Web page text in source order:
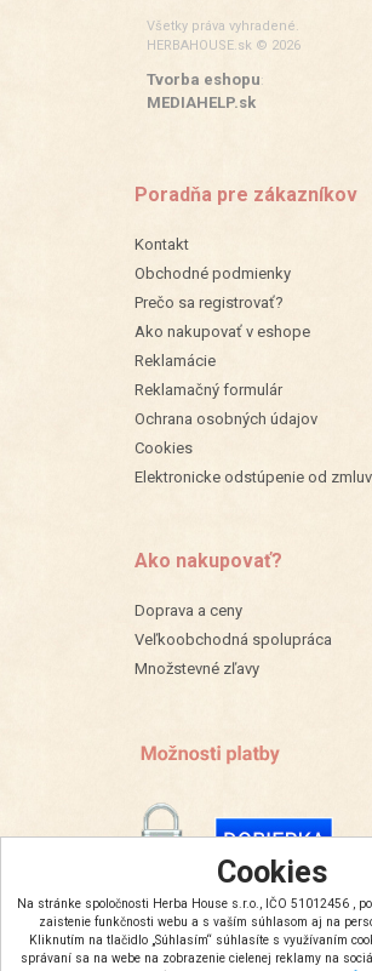
Cookies
Na stránke spoločnosti Herba House s.r.o., IČO 51012456 ,
zaistenie funkčnosti webu a s vaším súhlasom aj na
Kliknutím na tlačidlo „Súhlasím“ súhlasíte s využívaním
správaní sa na webe na zobrazenie cielenej reklamy na
Všetky práva vyhradené.
HERBAHOUSE.sk © 2026
Tvorba eshopu:
MEDIAHELP.sk
Poradňa pre zákazníkov
Kontakt
Obchodné podmienky
Prečo sa registrovať?
Ako nakupovať v eshope
Reklamácie
Reklamačný formulár
Ochrana osobných údajov
Cookies
Elektronicke odstúpenie od
Ako nakupovať?
Doprava a ceny
Veľkoobchodná spolupráca
Množstevné zľavy